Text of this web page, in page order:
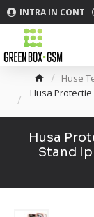
INTRA IN CONT
Huse
Husa Protectie
Husa
Stand